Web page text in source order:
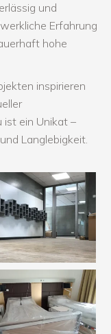
und
Erfahrung
hohe
inspirieren
ist ein Unikat –
Langlebigkeit.